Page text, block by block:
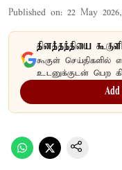
Published on: 22 May
தினத்தந்தியை
கூகுள் செய்திகளில்
உடனுக்குடன் பெற